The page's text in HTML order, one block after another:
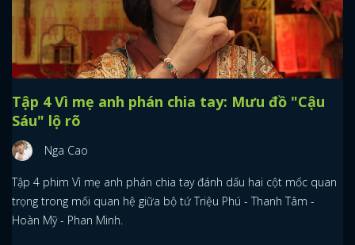
Tập 4 Vì mẹ anh phán chia tay: Mưu đồ "Cậu
Sáu" lộ rõ
Nga Cao
Tập 4 phim Vì mẹ anh phán chia tay đánh dấu hai cột mốc quan
trọng trong mối quan hệ giữa bộ tứ Triệu Phú - Thanh Tâm -
Hoàn Mỹ - Phan Minh.